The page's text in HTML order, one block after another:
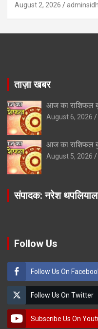
August 2, 2026
ताज़ा खबर
आज का राशिफल
August 6, 2026
आज का राशिफल
August 5, 2026
संपादक: नरेश थपलियाल
Follow Us
Follow Us On
Follow Us On Twitter
Subscribe Us On